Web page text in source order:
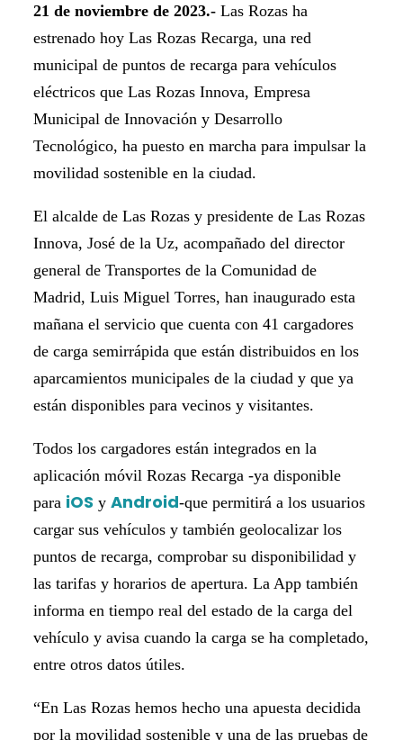
21 de noviembre de 2023.- Las Rozas ha
estrenado hoy Las Rozas Recarga, una red
municipal de puntos de recarga para vehículos
eléctricos que Las Rozas Innova, Empresa
Municipal de Innovación y Desarrollo
Tecnológico, ha puesto en marcha para impulsar la
movilidad sostenible en la ciudad.
El alcalde de Las Rozas y presidente de Las Rozas
Innova, José de la Uz, acompañado del director
general de Transportes de la Comunidad de
Madrid, Luis Miguel Torres, han inaugurado esta
mañana el servicio que cuenta con 41 cargadores
de carga semirrápida que están distribuidos en los
aparcamientos municipales de la ciudad y que ya
están disponibles para vecinos y visitantes.
Todos los cargadores están integrados en la
aplicación móvil Rozas Recarga -ya disponible
para iOS y Android-que permitirá a los usuarios
cargar sus vehículos y también geolocalizar los
puntos de recarga, comprobar su disponibilidad y
las tarifas y horarios de apertura. La App también
informa en tiempo real del estado de la carga del
vehículo y avisa cuando la carga se ha completado,
entre otros datos útiles.
“En Las Rozas hemos hecho una apuesta decidida
por la movilidad sostenible y una de las pruebas de